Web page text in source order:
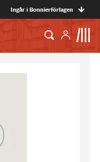
Ingår i Bonnierförlagen